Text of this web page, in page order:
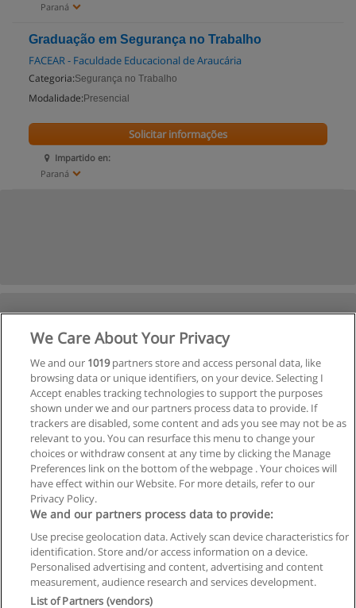
Paraná
Graduação em Segurança no Trabalho
FACEAR - Faculdade Educacional de Araucária
Categoria:Segurança no Trabalho
Modalidade: Presencial
Impartido en:
Paraná
Solicitar informações
Regras de uso
Privacidade de dados
We Care About Your Privacy
We and our 1019partners store and access personal data, like
browsing data or unique identifiers, on your device. Selecting I
Accept enables tracking technologies to support the purposes
shown under we and our partners process data to provide. If
trackers are disabled, some content and ads you see may not be as
relevant to you. You can resurface this menu to change your
choices or withdraw consent at any time by clicking the Manage
Preferences link on the bottom of the webpage . Your choices will
have effect within our Website. For more details, refer to our
Privacy Policy.
We and our partners process data to provide:
Use precise geolocation data. Actively scan device characteristics for
identification. Store and/or access information on a device.
Personalised advertising and content, advertising and content
measurement, audience research and services development.
List of Partners (vendors)